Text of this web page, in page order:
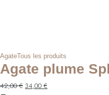
AgateTous les produits
Agate plume
42,00€ Le
34,00 €